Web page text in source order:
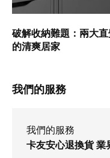
破解收納難題：兩大
的清爽居家
我們的服務
我們的服務
卡友安心退換貨 業